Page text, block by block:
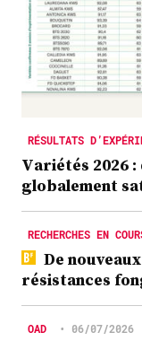
RÉSULTATS
Variétés 2026
globalement
RECHERCHES EN
De
résistances
OAD • 06/07/2026